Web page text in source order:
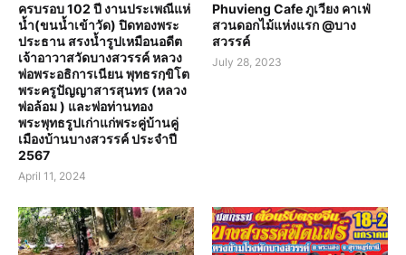
ครบรอบ 102 ปี งานประเพณีแห่
น้ำ(ขนน้ำเข้าวัด) ปิดทองพระ
ประธาน สรงน้ำรูปเหมือนอดีต
เจ้าอาวาสวัดบางสวรรค์ หลวง
พ่อพระอธิการเนียน พุทธรกฺขิโต
พระครูปัญญาสารสุนทร (หลวง
พ่อล้อม ) และพ่อท่านทอง
พระพุทธรูปเก่าแก่พระคู่บ้านคู่
เมืองบ้านบางสวรรค์ ประจำปี
2567
April 11, 2024
Phuvieng Cafe ภูเวียง คาเฟ่
สวนดอกไม้แห่งแรก @บาง
สวรรค์
July 28, 2023